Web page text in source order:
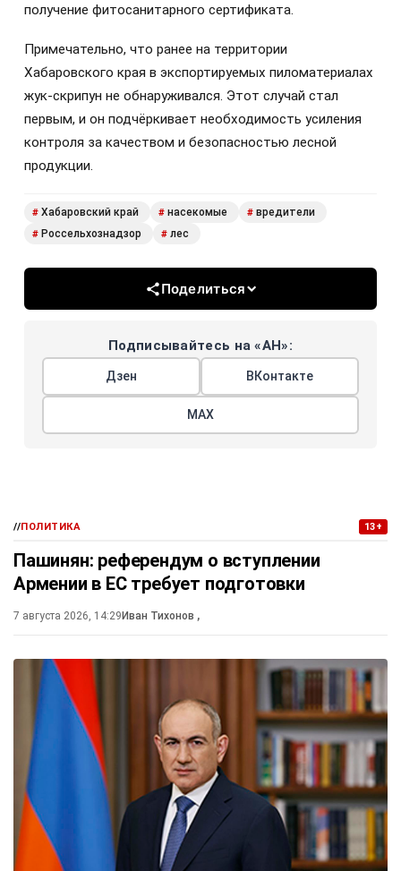
получение фитосанитарного сертификата.
Примечательно, что ранее на территории
Хабаровского края в экспортируемых пиломатериалах
жук-скрипун не обнаруживался. Этот случай стал
первым, и он подчёркивает необходимость усиления
контроля за качеством и безопасностью лесной
продукции.
# Хабаровский край # насекомые # вредители
# Россельхознадзор # лес
Поделиться
Подписывайтесь на «АН»:
Дзен ВКонтакте
МАХ
//ПОЛИТИКА 13+
Пашинян: референдум о вступлении
Армении в ЕС требует подготовки
7 августа 2026, 14:29 Иван Тихонов ,